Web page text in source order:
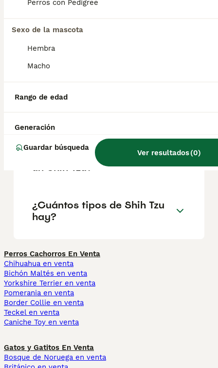
Perros con Pedigree
Sexo de la mascota
Hembra
Macho
Rango de edad
Generación
Guardar búsqueda
Ver resultados(0)
¿Qué tienen de especial los
¿Qué cuidados hay que
¿Cuál es la diferencia entre
un cachorro Lhasa Apso y
un Shih Tzu?
¿Cuántos tipos de Shih Tzu
hay?
Perros Cachorros En Venta
Chihuahua en venta
Bichón Maltés en venta
Yorkshire Terrier en venta
Pomerania en venta
Border Collie en venta
Teckel en venta
Caniche Toy en venta
Gatos y Gatitos En Venta
Bosque de Noruega en venta